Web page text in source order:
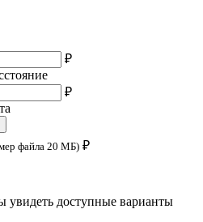
₽
₽
файла 20 МБ) ₽
увидеть доступные варианты